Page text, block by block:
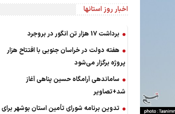
اخبار روز استانها
برداشت 17 هزار تن انگور در بروجرد
هفته دولت در خراسان جنوبی با افتتاح هزار
پروژه برگزار می‌شود
ساماندهی آرامگاه حسین پناهی آغاز
شد+تصاویر
تدوین برنامه شورای تأمین استان بوشهر برای